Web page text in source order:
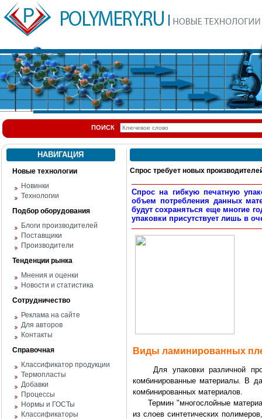
ПОИСК
НАВИГАЦИЯ
Новые технологии
Новинки
Технологии
Подбор оборудования
Блоги производителей
Поставщики
Производители
Тенденции рынка
Мнения и оценки
Новости и статистика
Сотрудничество
Реклама на сайте
Для авторов
Контакты
Справочная
Классификатор продукции
Термопласты
Добавки
Процессы
Нормы и ГОСТы
Классификаторы
Спрос требует новых
Спрос на гибкую печатную
объем потребления данных
будут сохраняться еще многие
упаковки присутствует лишь в
Виды ламинированных
Для упаковки различной
комбинированные материалы. В
комбинированных материалов.
Термин "многослойные
из слоев синтетических